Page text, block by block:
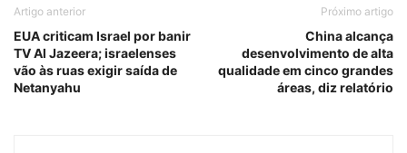
Artigo anterior
EUA criticam Israel por banir
TV Al Jazeera; israelenses
vão às ruas exigir saída de
Netanyahu
Próximo artigo
China alcança
desenvolvimento de alta
qualidade em cinco grandes
áreas, diz relatório